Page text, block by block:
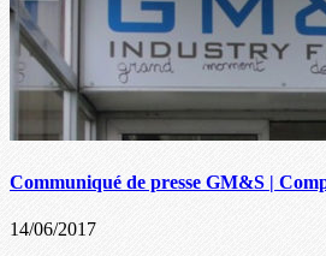
Communiqué de presse GM&S |
14/06/2017